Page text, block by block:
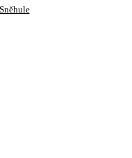
Sněhule